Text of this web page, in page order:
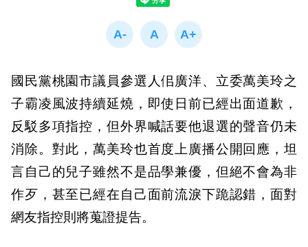
國民黨桃園市議員參選人佀廣洋、立委萬美玲之
子霸凌風波持續延燒，即使日前已經出面道歉，
反駁多項指控，但外界喊話要他退選的聲音仍未
消除。對此，萬美玲也首度上廣播公開回應，坦
言自己的兒子雖然不是品學兼優，但絕不會為非
作歹，甚至已經在自己面前流淚下跪認錯，面對
網友指控則將蒐證提告。